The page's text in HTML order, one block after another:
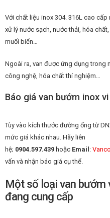
Với chất liệu inox 304. 316L cao
xử lý nước sạch, nước thải, hóa
muối biển…
Ngoài ra, van được ứng dụng trong
công nghệ, hóa chất thí nghiệm…
Báo giá van bướm inox
Tùy vào kích thước đường ống từ
mức giá khác nhau. Hãy liên
hệ; 0904.597.439 hoặc Email :
vấn và nhận báo giá cụ thể.
Một số loại van bướm
đang cung cấp